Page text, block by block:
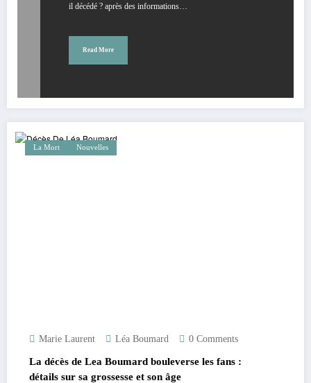
il décédé ? après des informations…
Read More
La Mort Nouvelles
Marie Laurent Léa Boumard 0 Comments
La décès de Lea Boumard bouleverse les fans :
détails sur sa grossesse et son âge